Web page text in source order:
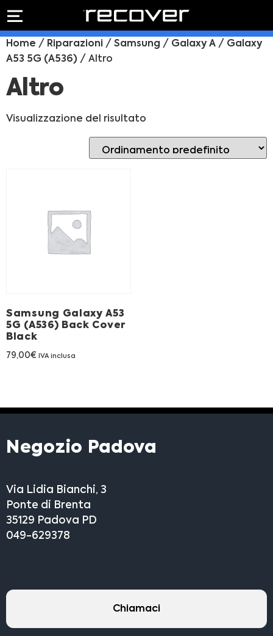
Preventivo online
PREVENTIVO RIPARAZIONE
Rivenditori B2B
FRANCHISING
PREVENTIVO
Preventivo
RIPARAZIONE
Home / Riparazioni / Samsung / Galaxy A / Galaxy
A53 5G (A536) / Altro
Altro
Visualizzazione del risultato
Samsung Galaxy A53
5G (A536) Back Cover
Black
79,00€ IVA inclusa
Negozio Padova
Via Lidia Bianchi, 3
Ponte di Brenta
35129 Padova PD
049-629378
Chiamaci